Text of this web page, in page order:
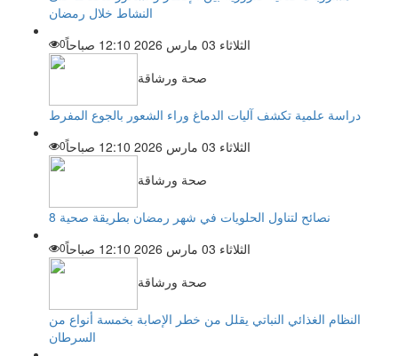
النشاط خلال رمضان
الثلاثاء 03 مارس 2026 12:10 صباحاً
0
صحة ورشاقة
دراسة علمية تكشف آليات الدماغ وراء الشعور بالجوع المفرط
الثلاثاء 03 مارس 2026 12:10 صباحاً
0
صحة ورشاقة
8 نصائح لتناول الحلويات في شهر رمضان بطريقة صحية
الثلاثاء 03 مارس 2026 12:10 صباحاً
0
صحة ورشاقة
النظام الغذائي النباتي يقلل من خطر الإصابة بخمسة أنواع من
السرطان